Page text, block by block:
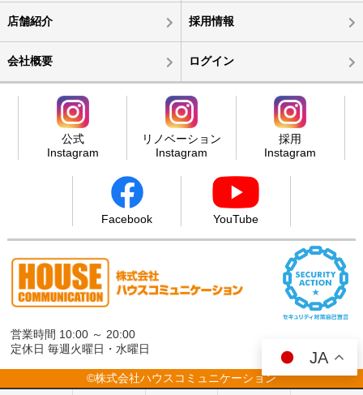
店舗紹介 採用情報
会社概要 ログイン
公式
Instagram
リノベーション
Instagram
採用
Instagram
Facebook YouTube
営業時間 10:00 ～ 20:00
定休日 毎週火曜日・水曜日
©株式会社ハウスコミュニケーション
JA